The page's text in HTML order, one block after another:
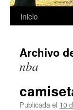
Saltar
contenido
Inicio
Archivo
nba
Publicada el 10